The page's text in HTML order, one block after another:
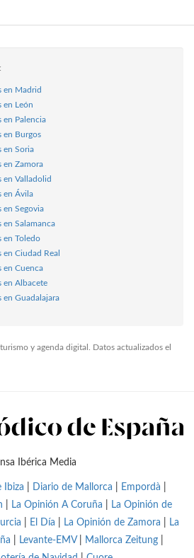
en Madrid
en León
en Palencia
en Burgos
en Soria
en Zamora
en Valladolid
en Ávila
en Segovia
en Salamanca
en Toledo
en Ciudad Real
en Cuenca
en Albacete
en Guadalajara
y agenda digital. Datos actualizados el
Ibérica Media
Ibiza Diario de Mallorca Empordà
La Opinión A Coruña
La Opinión de
El Día La Opinión de Zamora
La
Levante-EMV| Mallorca Zeitung